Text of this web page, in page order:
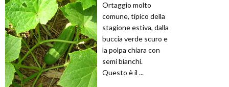
Ortaggio molto
comune, tipico della
stagione estiva, dalla
buccia verde scuro e
la polpa chiara con
semi bianchi.
Questo è il ...